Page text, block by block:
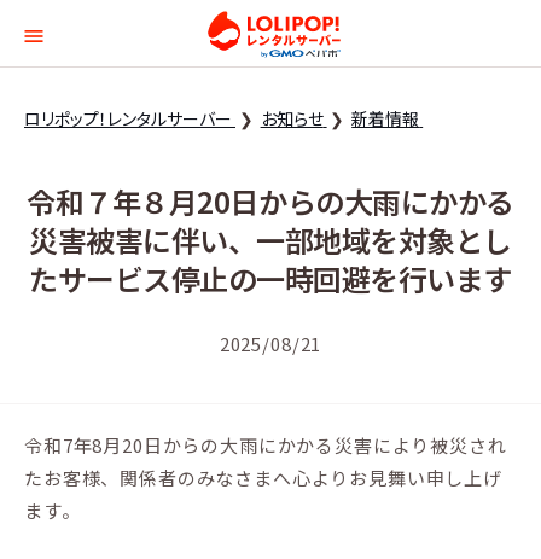
ロリポップ！レンタル
ロリポップ！レンタルサーバー お知らせ 新着情報
令和７年８月20日からの大雨にかかる
災害被害に伴い、一部地域を対象とし
たサービス停止の一時回避を行います
2025/08/21
令和7年8月20日からの大雨にかかる災害により被災され
たお客様、関係者のみなさまへ心よりお見舞い申し上げ
ます。